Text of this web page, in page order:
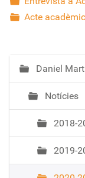
Acte
N
a
e
a
Daniel
Notícies
2018-
2019-